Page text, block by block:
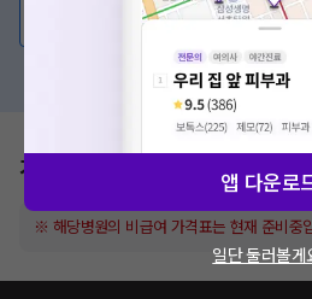
💬 무엇이든 물어보세요
혹은, 의료상담 서비스에 다양
가격표
※ 해당병원의 비급여 가격표는 현재 준비중
앱 다운로
일단 둘러볼게